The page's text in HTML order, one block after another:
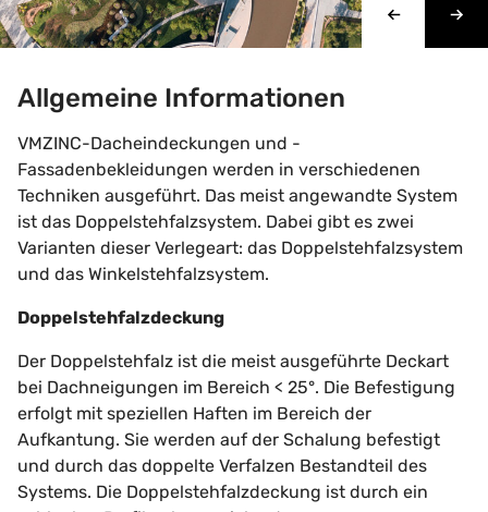
Allgemeine Informationen
VMZINC-Dacheindeckungen und -
Fassadenbekleidungen werden in verschiedenen
Techniken ausgeführt. Das meist angewandte System
ist das Doppelstehfalzsystem. Dabei gibt es zwei
Varianten dieser Verlegeart: das Doppelstehfalzsystem
und das Winkelstehfalzsystem.
Doppelstehfalzdeckung
Der Doppelstehfalz ist die meist ausgeführte Deckart
bei Dachneigungen im Bereich < 25°. Die Befestigung
erfolgt mit speziellen Haften im Bereich der
Aufkantung. Sie werden auf der Schalung befestigt
und durch das doppelte Verfalzen Bestandteil des
Systems. Die Doppelstehfalzdeckung ist durch ein